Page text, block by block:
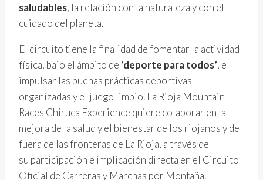
saludables, la relación con la naturaleza y con el
cuidado del planeta.
El circuito tiene la finalidad de fomentar la actividad
física, bajo el ámbito de ‘deporte para todos’, e
impulsar las buenas prácticas deportivas
organizadas y el juego limpio. La Rioja Mountain
Races Chiruca Experience quiere colaborar en la
mejora de la salud y el bienestar de los riojanos y de
fuera de las fronteras de La Rioja, a través de
su participación e implicación directa en el Circuito
Oficial de Carreras y Marchas por Montaña.